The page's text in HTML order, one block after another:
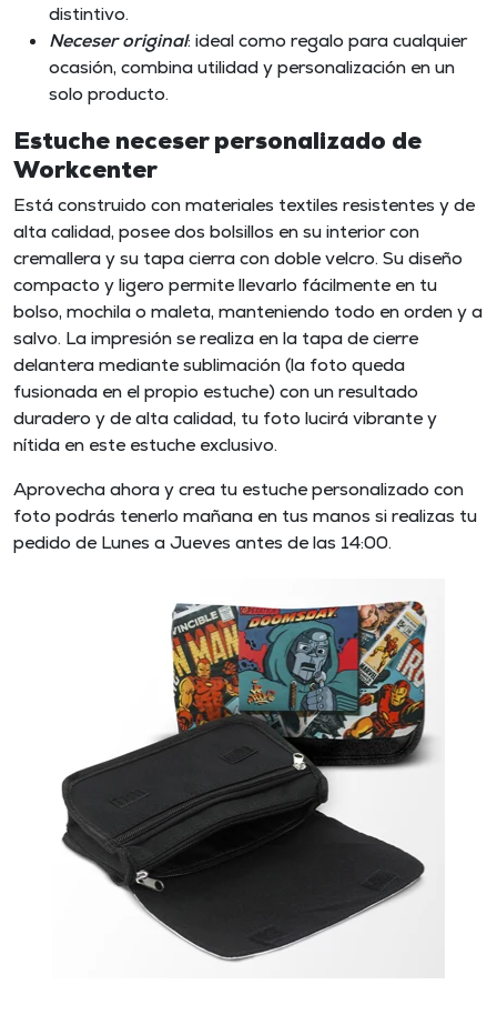
distintivo.
Neceser original: ideal como regalo para cualquier
ocasión, combina utilidad y personalización en un
solo producto.
Estuche neceser personalizado de
Workcenter
Está construido con materiales textiles resistentes y de
alta calidad, posee dos bolsillos en su interior con
cremallera y su tapa cierra con doble velcro. Su diseño
compacto y ligero permite llevarlo fácilmente en tu
bolso, mochila o maleta, manteniendo todo en orden y a
salvo. La impresión se realiza en la tapa de cierre
delantera mediante sublimación (la foto queda
fusionada en el propio estuche) con un resultado
duradero y de alta calidad, tu foto lucirá vibrante y
nítida en este estuche exclusivo.
Aprovecha ahora y crea tu estuche personalizado con
foto podrás tenerlo mañana en tus manos si realizas tu
pedido de Lunes a Jueves antes de las 14:00.